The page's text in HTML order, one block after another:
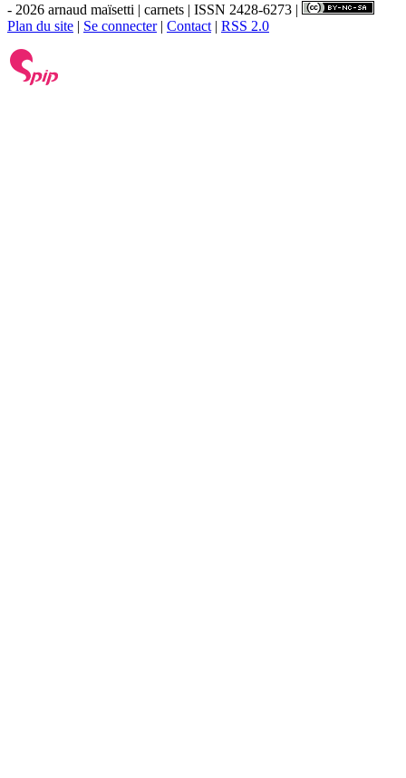
- 2026 arnaud maïsetti | carnets | ISSN 2428-6273 |
Plan du site | Se connecter| Contact | RSS 2.0